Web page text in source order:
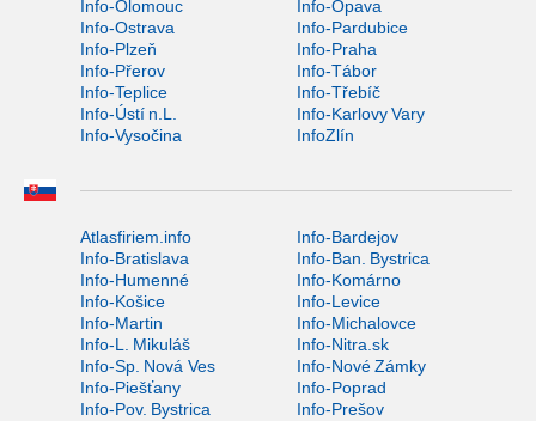
Info-Olomouc
Info-Opava
Info-Ostrava
Info-Pardubice
Info-Plzeň
Info-Praha
Info-Přerov
Info-Tábor
Info-Teplice
Info-Třebíč
Info-Ústí n.L.
Info-Karlovy Vary
Info-Vysočina
InfoZlín
Atlasfiriem.info
Info-Bardejov
Info-Bratislava
Info-Ban. Bystrica
Info-Humenné
Info-Komárno
Info-Košice
Info-Levice
Info-Martin
Info-Michalovce
Info-L. Mikuláš
Info-Nitra.sk
Info-Sp. Nová Ves
Info-Nové Zámky
Info-Piešťany
Info-Poprad
Info-Pov. Bystrica
Info-Prešov